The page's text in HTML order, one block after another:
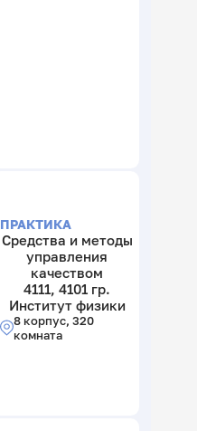
ПРАКТИКА
Средства и методы
управления
качеством
4111, 4101 гр.
Институт физики
8 корпус, 320
комната